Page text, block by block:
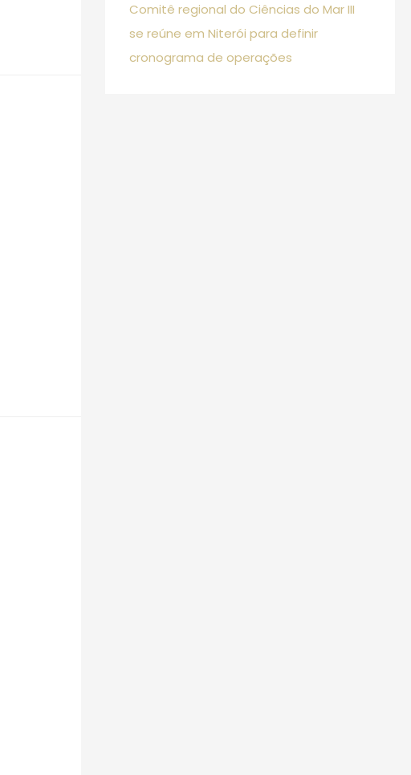
Comitê regional do Ciências do Mar III
se reúne em Niterói para definir
cronograma de operações